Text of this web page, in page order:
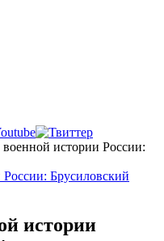
военной истории России:
истории